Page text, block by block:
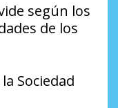
según los
de los
Sociedad